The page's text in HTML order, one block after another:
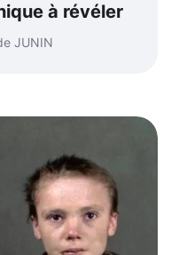
à révéler
JUNIN